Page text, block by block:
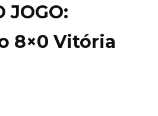
JOGO:
8×0 Vitória